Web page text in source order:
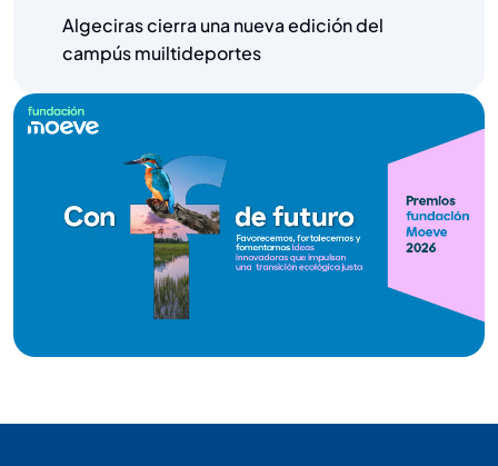
Algeciras cierra una nueva edición del
campús muiltideportes